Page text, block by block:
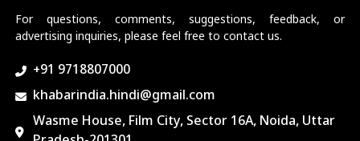
For questions, comments, suggestions, feedback, or
advertising inquiries, please feel free to contact us.
+91 9718807000
khabarindia.hindi@gmail.com
Wasme House, Film City, Sector 16A, Noida, Uttar